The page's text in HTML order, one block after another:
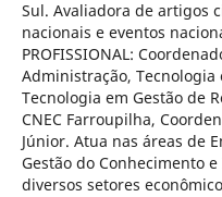
Sul. Avaliadora de artigos
nacionais e eventos
PROFISSIONAL:
Administração, Tecnologia
Tecnologia em Gestão de
CNEC Farroupilha,
Júnior. Atua nas áreas de
Gestão do Conhecimento
diversos setores